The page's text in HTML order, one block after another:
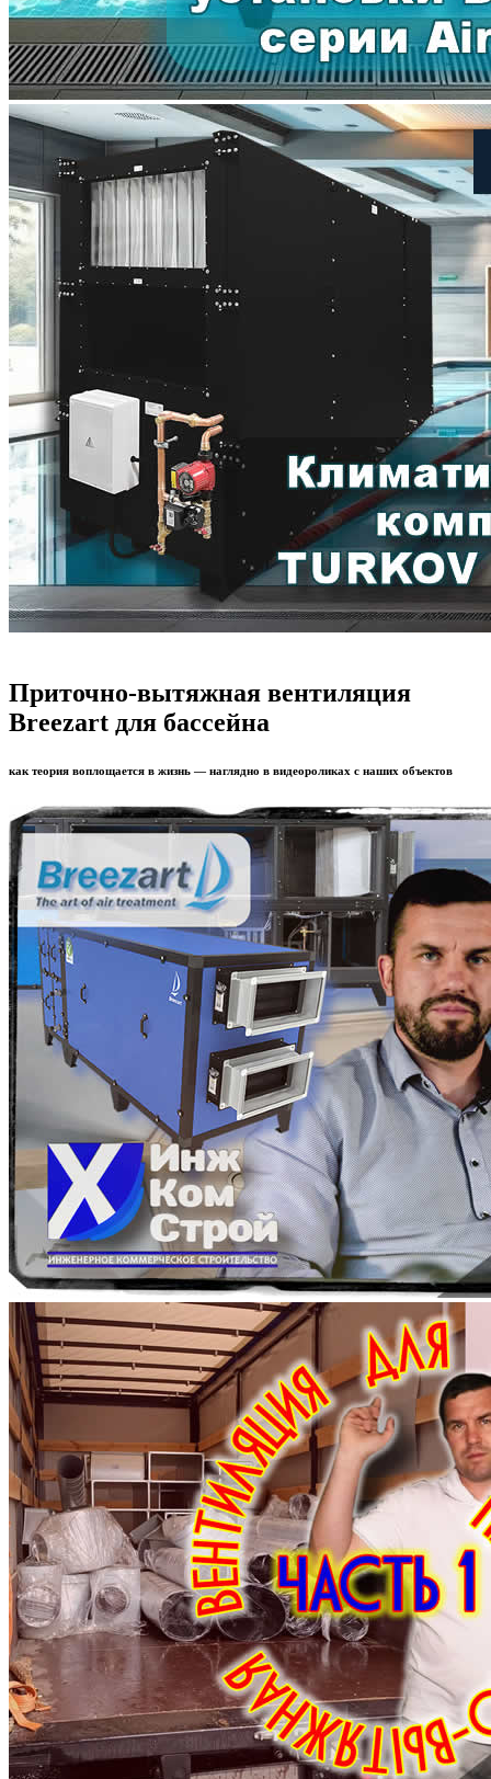
Приточно-вытяжная вентиляция
Breezart для бассейна
как теория воплощается в жизнь — наглядно в видеороликах с наших объектов